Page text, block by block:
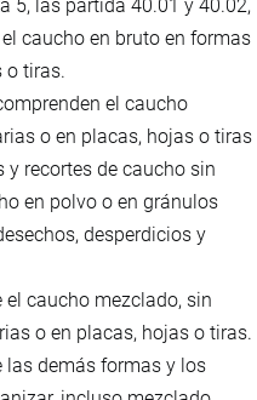
5, las partida 40.01 y 40.02,
caucho en bruto en formas
o tiras.
el caucho
o en placas, hojas o tiras
y recortes de caucho sin
en polvo o en gránulos
desperdicios y
el caucho mezclado, sin
o en placas, hojas o tiras.
las demás formas y los